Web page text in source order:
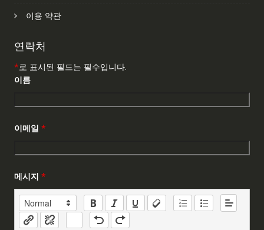
이용 약관
연락처
*로 표시된 필드는 필수입니다.
이름
이메일 *
메시지 *